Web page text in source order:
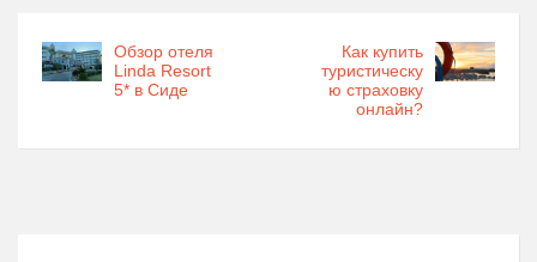
Обзор отеля
Linda Resort
5* в Сиде
Как купить
туристическу
ю страховку
онлайн?